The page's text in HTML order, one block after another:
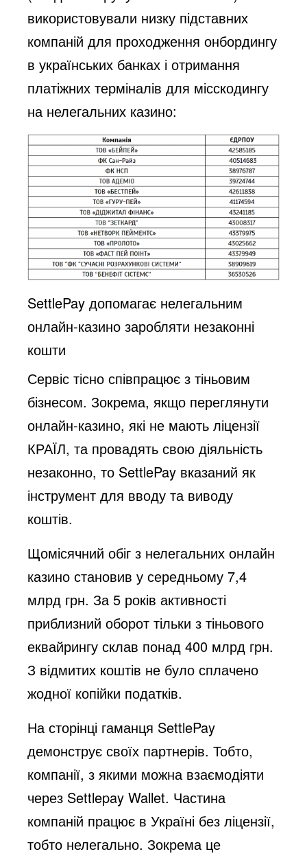
використовували низку підставних
компаній для проходження онбордингу
в українських банках і отримання
платіжних терміналів для місскодингу
на нелегальних казино:
SettlePay допомагає нелегальним
онлайн-казино заробляти незаконні
кошти
Сервіс тісно співпрацює з тіньовим
бізнесом. Зокрема, якщо переглянути
онлайн-казино, які не мають ліцензії
КРАЇЛ, та провадять свою діяльність
незаконно, то SettlePay вказаний як
інструмент для вводу та виводу
коштів.
Щомісячний обіг з нелегальних онлайн
казино становив у середньому 7,4
млрд грн. За 5 років активності
приблизний оборот тільки з тіньового
еквайрингу склав понад 400 млрд грн.
З відмитих коштів не було сплачено
жодної копійки податків.
На сторінці гаманця SettlePay
демонструє своїх партнерів. Тобто,
компанії, з якими можна взаємодіяти
через Settlepay Wallet. Частина
компаній працює в Україні без ліцензії,
тобто нелегально. Зокрема це